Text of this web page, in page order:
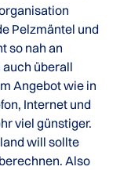
Pelzmäntel und
so nah an
überall
Angebot wie in
Internet und
viel günstiger.
will sollte
Also